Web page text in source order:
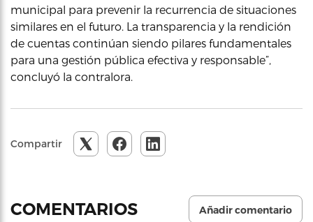
municipal para prevenir la recurrencia de situaciones
similares en el futuro. La transparencia y la rendición
de cuentas continúan siendo pilares fundamentales
para una gestión pública efectiva y responsable”,
concluyó la contralora.
Compartir
COMENTARIOS Añadir comentario